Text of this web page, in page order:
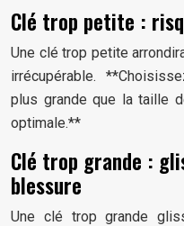
Clé trop petite :
Une clé trop petite
irrécupérable.
plus grande que la taille
optimale.**
Clé trop grande :
blessure
Une clé trop grande